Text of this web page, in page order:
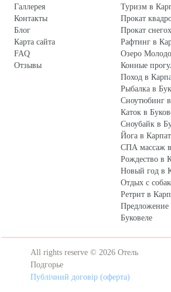
Галлерея
Контакты
Блог
Карта сайта
FAQ
Отзывы
Туризм в
Прокат
Прокат
Рафтинг в
Озеро
Конные
Поход в
Рыбалка в
Сноутюбинг
Каток в
Сноубайк в
Йога в
СПА массаж в
Рождество в
Новый год в
Отдых с
Ретрит в
Предложение
Буковеле
All rights reserve © 2026 Отель
Подгорье
Публічний договір (оферта)